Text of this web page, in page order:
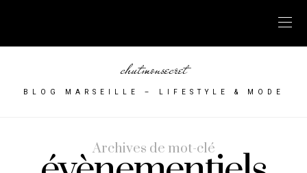
chutmonsecret
BLOG MARSEILLE – LIFESTYLE & MODE
Archives de mot-clé